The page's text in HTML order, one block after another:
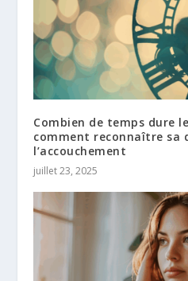
Combien de temps dure
comment reconnaître sa
l’accouchement
juillet 23, 2025